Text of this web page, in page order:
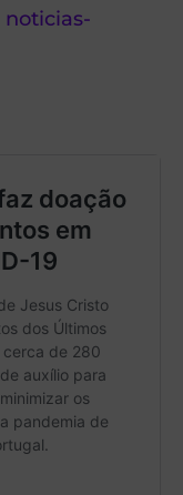
noticias-